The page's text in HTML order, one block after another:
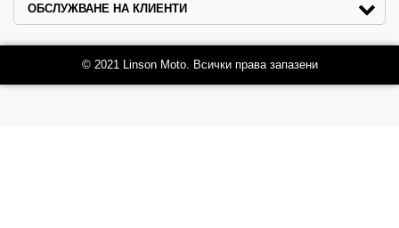
ОБСЛУЖВАНЕ НА КЛИЕНТИ
© 2021 Linson Moto. Всички права запазени